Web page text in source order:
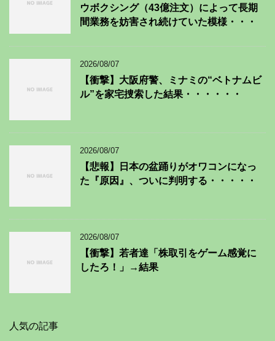
ウボクシング（43億注文）によって長期
間業務を妨害され続けていた模様・・・
2026/08/07
【衝撃】大阪府警、ミナミの“ベトナムビ
ル”を家宅捜索した結果・・・・・・
2026/08/07
【悲報】日本の盆踊りがオワコンになっ
た『原因』、ついに判明する・・・・・
2026/08/07
【衝撃】若者達「株取引をゲーム感覚に
したろ！」→結果
人気の記事